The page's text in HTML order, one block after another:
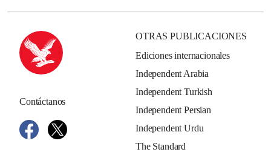
Contáctanos
OTRAS PUBLICACIONES
Ediciones internacionales
Independent Arabia
Independent Turkish
Independent Persian
Independent Urdu
The Standard